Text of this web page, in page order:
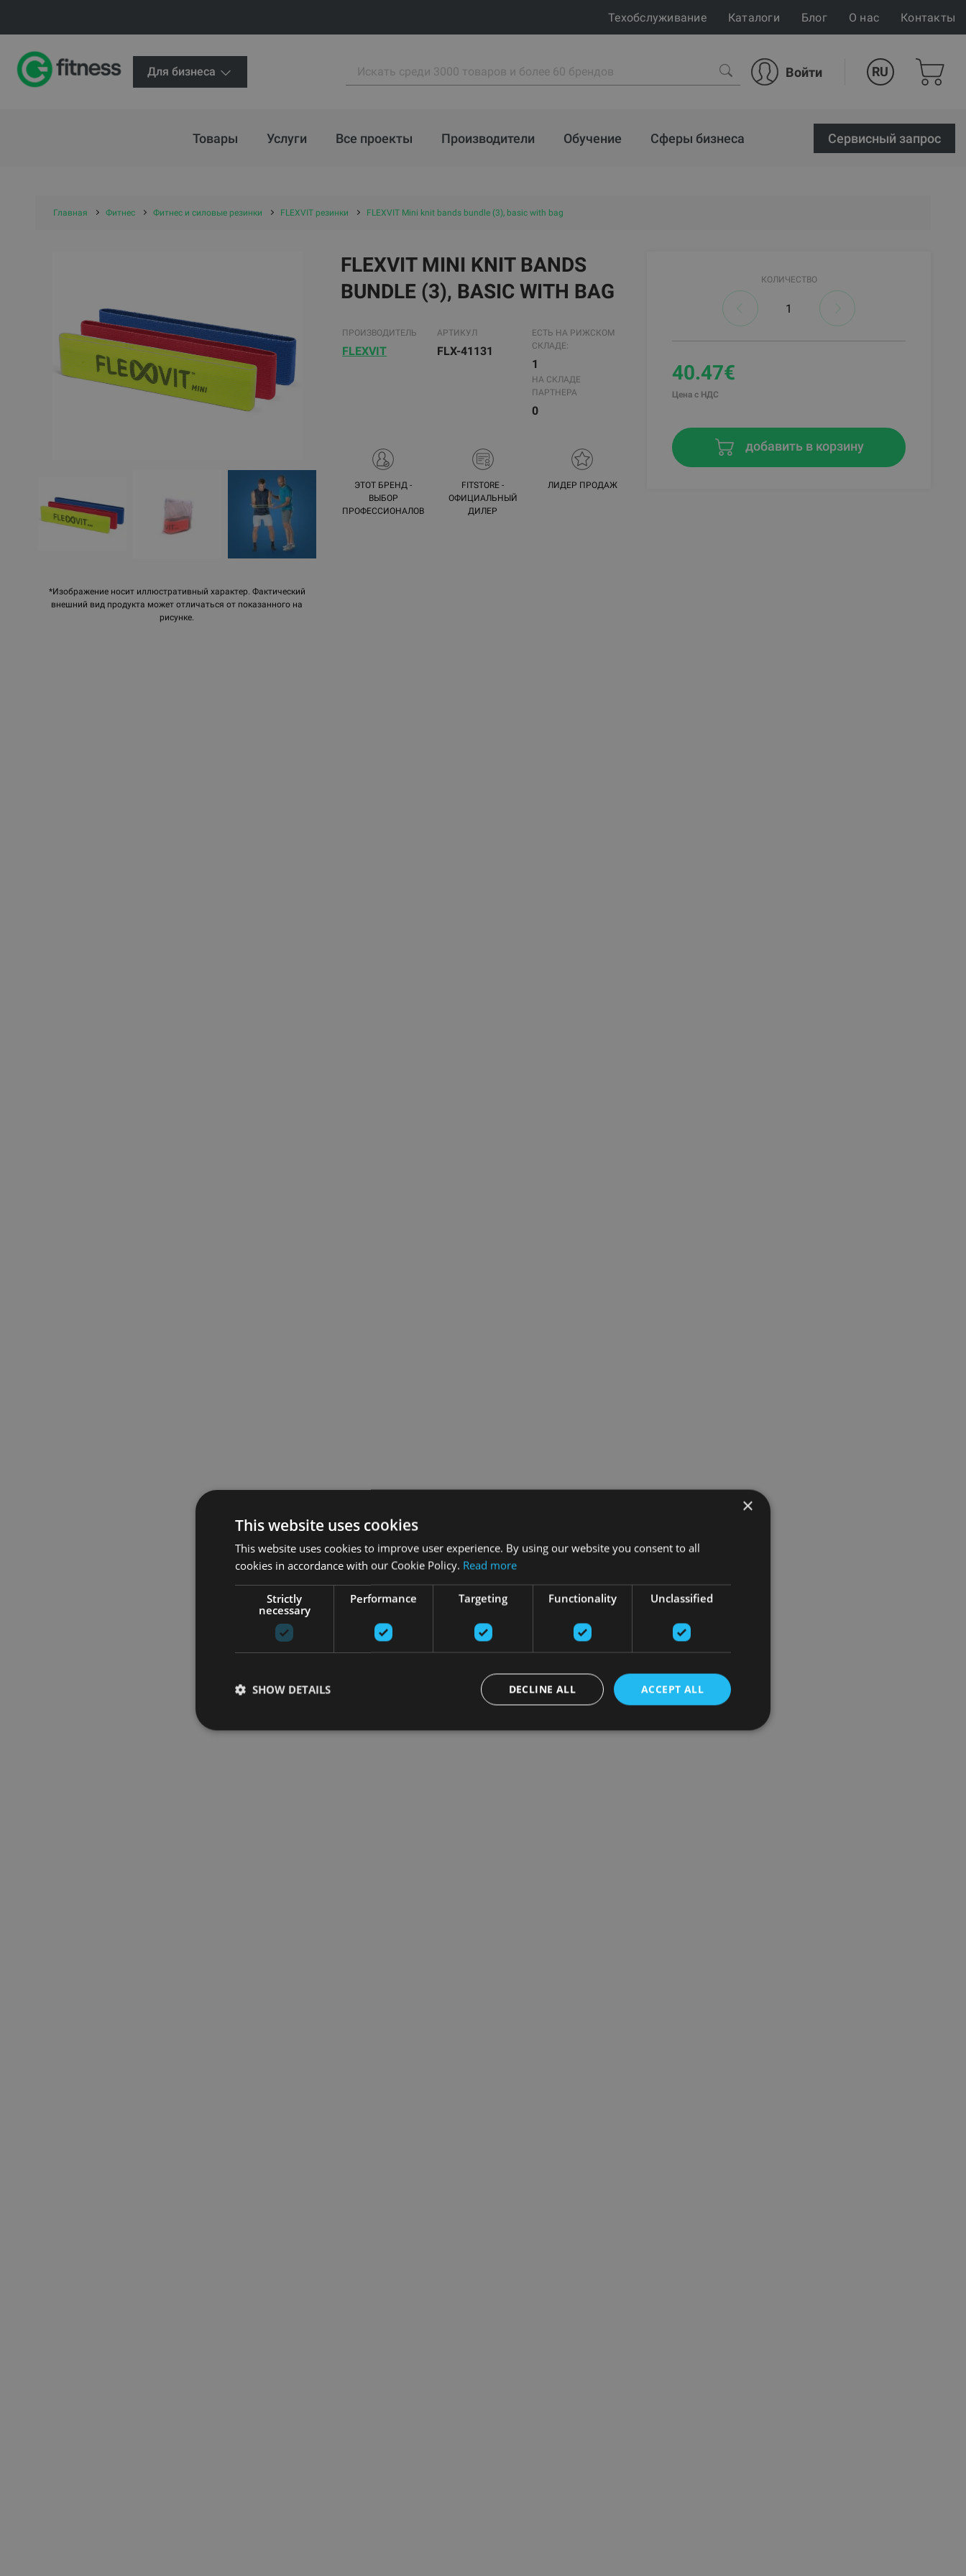
Техобслуживание Каталоги Блог О нас Контакты
Для бизнеса Войти RU
Товары Услуги Все проекты Производители Обучение Сферы бизнеса Cервисный запрос
Главная Фитнес Фитнес и силовые резинки FLEXVIT резинки FLEXVIT Mini knit bands bundle (3), basic with bag
*Изображение носит иллюстративный характер. Фактический
внешний вид продукта может отличаться от показанного на
рисунке.
FLEXVIT MINI KNIT BANDS
BUNDLE (3), BASIC WITH BAG
ПРОИЗВОДИТЕЛЬ
FLEXVIT
АРТИКУЛ
FLX-41131
ЕСТЬ НА РИЖСКОМ
СКЛАДЕ:
1
НА СКЛАДЕ
ПАРТНЕРА
0
ЭТОТ БРЕНД -
ВЫБОР
ПРОФЕССИОНАЛОВ
FITSTORE -
ОФИЦИАЛЬНЫЙ
ДИЛЕР
ЛИДЕР ПРОДАЖ
КОЛИЧЕСТВО
40.47€
Цена с НДС
добавить в корзину
×
This website uses cookies
This website uses cookies to improve user experience. By using our website you consent to all
cookies in accordance with our Cookie Policy. Read more
Strictly
necessary
Performance Targeting Functionality Unclassified
ACCEPT ALL
DECLINE ALL
SHOW DETAILS